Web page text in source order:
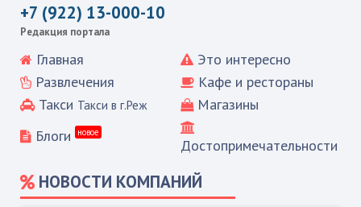
+7 (922) 13-000-10
Редакция портала
Главная
Это интересно
Развлечения
Кафе и рестораны
Такси Такси в г.Реж
Магазины
Блоги
новое
Достопримечательности
НОВОСТИ КОМПАНИЙ